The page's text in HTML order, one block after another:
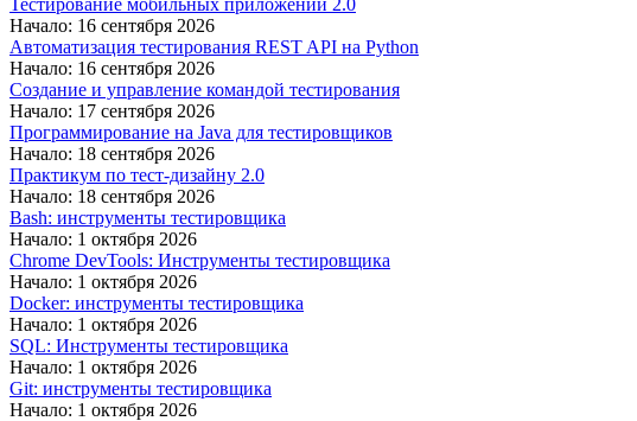
Начало: 16 сентября 2026
Автоматизация тестирования REST API на Python
Начало: 16 сентября 2026
Создание и управление командой тестирования
Начало: 17 сентября 2026
Программирование на Java для тестировщиков
Начало: 18 сентября 2026
Практикум по тест-дизайну 2.0
Начало: 18 сентября 2026
Bash: инструменты тестировщика
Начало: 1 октября 2026
Chrome DevTools: Инструменты тестировщика
Начало: 1 октября 2026
Docker: инструменты тестировщика
Начало: 1 октября 2026
SQL: Инструменты тестировщика
Начало: 1 октября 2026
Git: инструменты тестировщика
Начало: 1 октября 2026